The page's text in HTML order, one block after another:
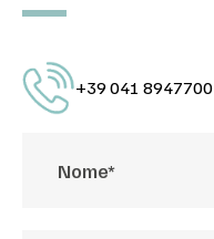
+39 041 8947700